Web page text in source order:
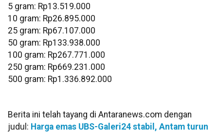
‎5 gram: Rp13.519.000
10 gram: Rp26.895.000
‎25 gram: Rp67.107.000
‎50 gram: Rp133.938.000
‎100 gram: Rp267.771.000
250 gram: Rp669.231.000
‎500 gram: Rp1.336.892.000
Berita ini telah tayang di Antaranews.com dengan
judul: Harga emas UBS-Galeri24 stabil, Antam turun